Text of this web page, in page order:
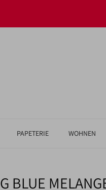
PAPETERIE WOHNEN
BLUE